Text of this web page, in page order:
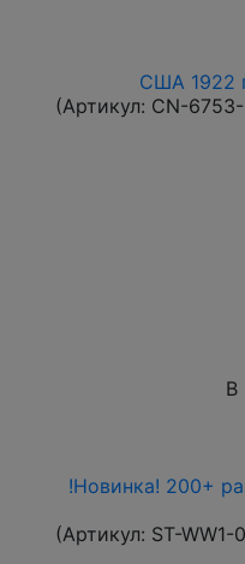
США 1922
(Артикул: CN-
В
!Новинка! 200+
(Артикул: ST-